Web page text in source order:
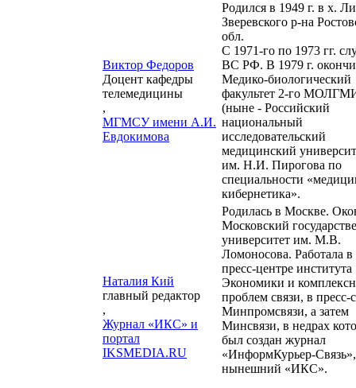
Виктор Федоров
Доцент кафедры
телемедицины
,
МГМСУ имени А.И.
Евдокимова
Родился в 1949 г. в х.
Зверевского р-на
обл.
С 1971-го по 1973 гг.
ВС РФ. В 1979 г.
Медико-биологический
факультет 2-го
(ныне - Российский
национальный
исследовательский
медицинский
им. Н.И. Пирогова по
специальности
кибернетика».
Наталия Кий
главный редактор
,
Журнал «ИКС» и
портал
IKSMEDIA.RU
Родилась в Москве.
Московский
университет им. М.В.
Ломоносова. Работала в
пресс-центре института
Экономики и
проблем связи, в пресс-
Минпромсвязи, а затем
Минсвязи, в недрах
был создан журнал
«ИнформКурьер-Связь»,
нынешний «ИКС».